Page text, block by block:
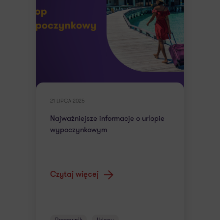
21 LIPCA 2025
Najważniejsze informacje o urlopie
wypoczynkowym
Czytaj więcej